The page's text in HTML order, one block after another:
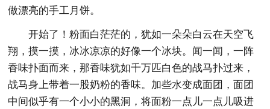
做漂亮的手工月饼。
开始了！粉面白茫茫的，犹如一朵朵白云在天空飞
翔，摸一摸，冰冰凉凉的好像一个冰块。闻一闻，一阵
香味扑面而来，那香味犹如千万匹白色的战马扑过来，
战马身上带着一股奶粉的香味。加些水变成面团，面团
中间似乎有一个小小的黑洞，将面粉一点儿一点儿吸进